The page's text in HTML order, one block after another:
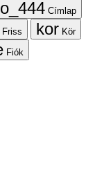
Címlap
Friss
Kör
Fiók